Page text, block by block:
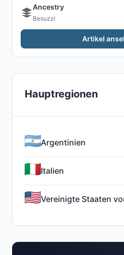
Ancestry
Besuzzi
Artikel
Hauptregionen
Argentinien
Italien
Vereinigte Staaten